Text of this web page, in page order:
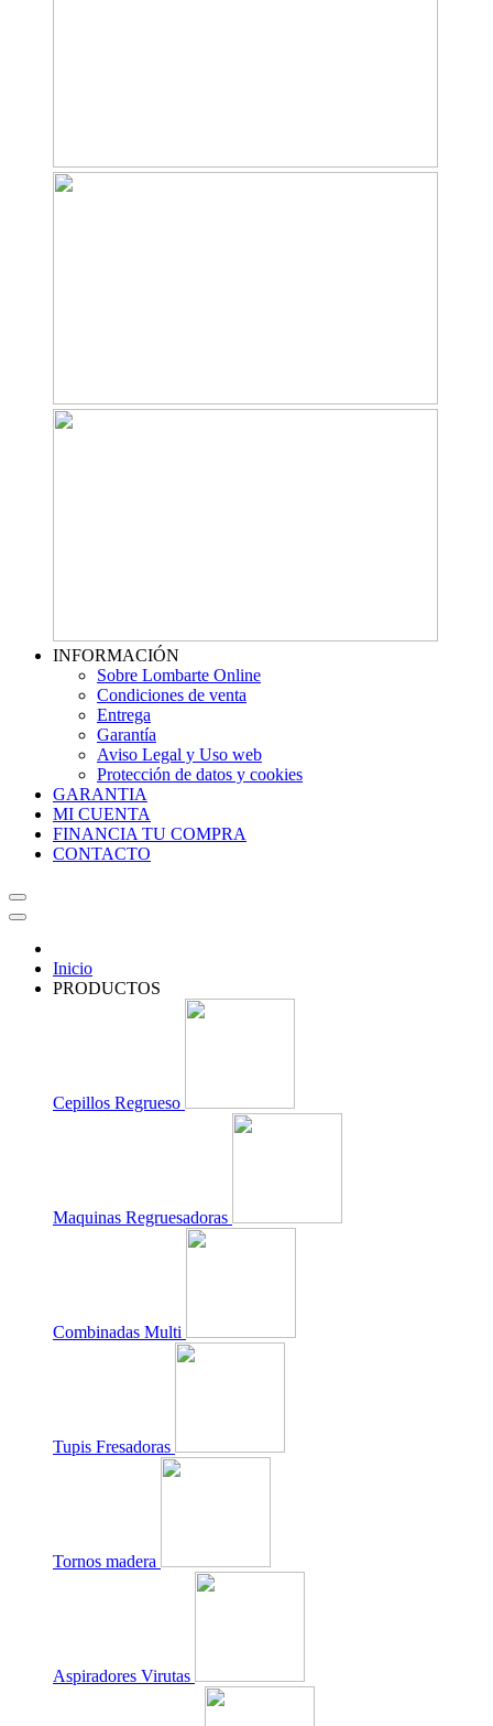
INFORMACIÓN
Sobre Lombarte Online
Condiciones de venta
Entrega
Garantía
Aviso Legal y Uso web
Protección de datos y cookies
GARANTIA
MI CUENTA
FINANCIA TU COMPRA
CONTACTO
Inicio
PRODUCTOS
Cepillos Regrueso
Maquinas Regruesadoras
Combinadas Multi
Tupis Fresadoras
Tornos madera
Aspiradores Virutas